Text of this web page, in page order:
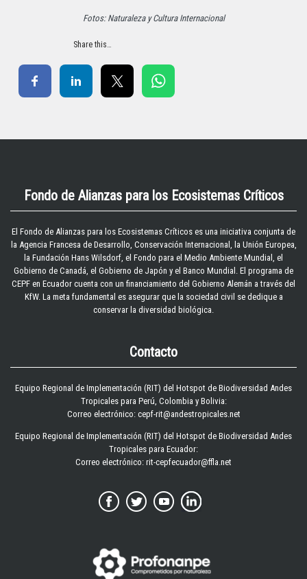
Fotos: Naturaleza y Cultura Internacional
Share this…
Fondo de Alianzas para los Ecosistemas Críticos
El Fondo de Alianzas para los Ecosistemas Críticos es una iniciativa conjunta de
la Agencia Francesa de Desarrollo, Conservación Internacional, la Unión Europea,
la Fundación Hans Wilsdorf, el Fondo para el Medio Ambiente Mundial, el
Gobierno de Canadá, el Gobierno de Japón y el Banco Mundial. El programa de
CEPF en Ecuador cuenta con un financiamiento del Gobierno Alemán a través del
KfW. La meta fundamental es asegurar que la sociedad civil se dedique a
conservar la diversidad biológica.
Contacto
Equipo Regional de Implementación (RIT) del Hotspot de Biodiversidad Andes
Tropicales para Perú, Colombia y Bolivia:
Correo electrónico: cepf-rit@andestropicales.net
Equipo Regional de Implementación (RIT) del Hotspot de Biodiversidad Andes
Tropicales para Ecuador:
Correo electrónico: rit-cepfecuador@ffla.net